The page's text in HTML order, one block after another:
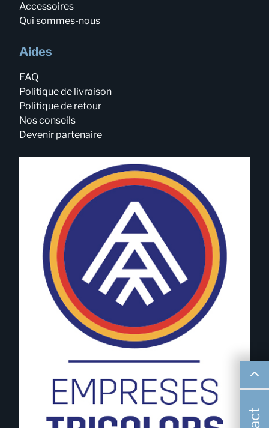
Accessoires
Qui sommes-nous
Aides
FAQ
Politique de livraison
Politique de retour
Nos conseils
Devenir partenaire